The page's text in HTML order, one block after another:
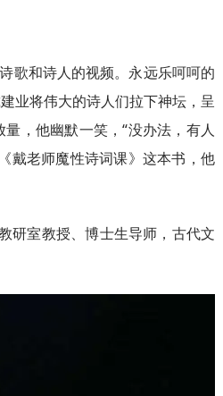
歌和诗人的视频。永远乐呵呵的
业将伟大的诗人们拉下神坛，呈
，他幽默一笑，“没办法，有人
戴老师魔性诗词课》这本书，他
研室教授、博士生导师，古代文